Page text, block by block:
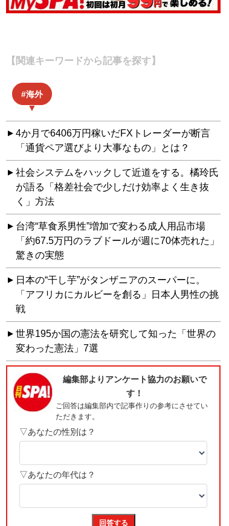
【関連キーワードから記事を探す】
海外
4か月で6406万円稼いだFXトレーダーが断言
「通貨ペア選びより大事なもの」とは？
社会システムをハックして近道をする。橘玲氏
が語る「格差社会で少しだけ効率よく生き抜
く」方法
台湾“草食系男性”増加で変わる成人用品市場
「約67.5万円のラブドールが週に70体売れた」
驚きの実態
日本の“干し芋”がタンザニアのスーパーに。
「アフリカにカルビーを創る」日本人男性の挑
戦
世界195か国の憲法を研究して知った「世界の
変わった憲法」7選